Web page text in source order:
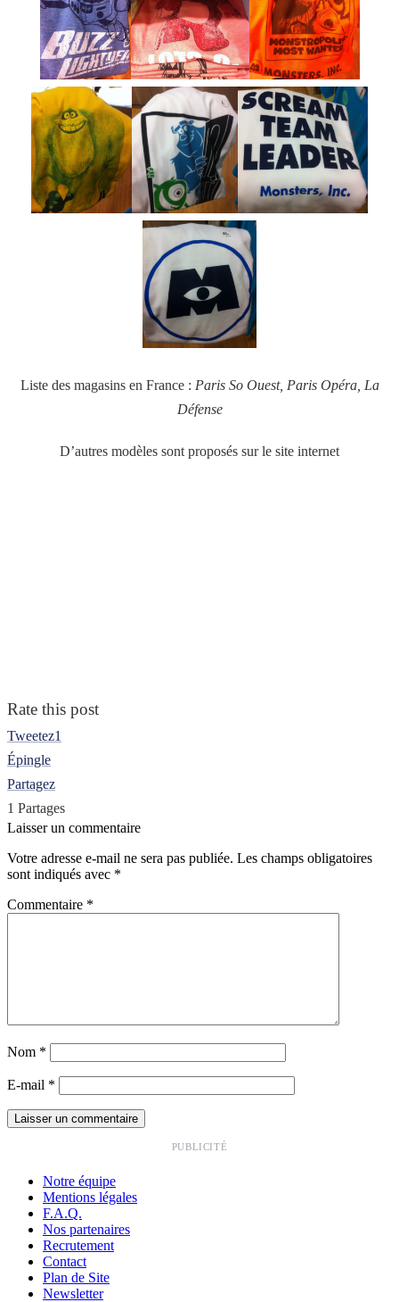
Liste des magasins en France : Paris So Ouest, Paris Opéra, La
Défense
D’autres modèles sont proposés sur le site internet
Rate this post
Tweetez1
Épingle
Partagez
1 Partages
Laisser un commentaire
Votre adresse e-mail ne sera pas publiée. Les champs obligatoires
sont indiqués avec *
Commentaire *
Nom *
E-mail *
PUBLICITÉ
Notre équipe
Mentions légales
F.A.Q.
Nos partenaires
Recrutement
Contact
Plan de Site
Newsletter